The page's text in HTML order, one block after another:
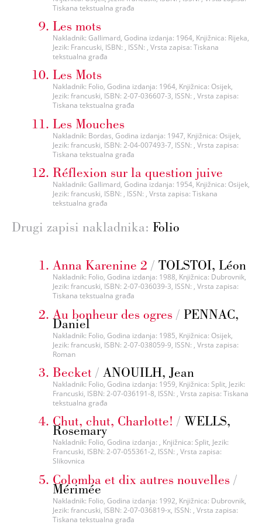
Tiskana tekstualna građa
Les mots
Nakladnik: Gallimard, Godina izdanja: 1964, Knjižnica: Rijeka,
Jezik: Francuski, ISBN: , ISSN: , Vrsta zapisa: Tiskana
tekstualna građa
Les Mots
Nakladnik: Folio, Godina izdanja: 1964, Knjižnica: Osijek,
Jezik: francuski, ISBN: 2-07-036607-3, ISSN: , Vrsta zapisa:
Tiskana tekstualna građa
Les Mouches
Nakladnik: Bordas, Godina izdanja: 1947, Knjižnica: Osijek,
Jezik: francuski, ISBN: 2-04-007493-7, ISSN: , Vrsta zapisa:
Tiskana tekstualna građa
Réflexion sur la question juive
Nakladnik: Gallimard, Godina izdanja: 1954, Knjižnica: Osijek,
Jezik: francuski, ISBN: , ISSN: , Vrsta zapisa: Tiskana
tekstualna građa
Drugi zapisi nakladnika: Folio
Anna Karenine 2 / TOLSTOI, Léon
Nakladnik: Folio, Godina izdanja: 1988, Knjižnica: Dubrovnik,
Jezik: francuski, ISBN: 2-07-036039-3, ISSN: , Vrsta zapisa:
Tiskana tekstualna građa
Au bonheur des ogres / PENNAC,
Daniel
Nakladnik: Folio, Godina izdanja: 1985, Knjižnica: Osijek,
Jezik: francuski, ISBN: 2-07-038059-9, ISSN: , Vrsta zapisa:
Roman
Becket / ANOUILH, Jean
Nakladnik: Folio, Godina izdanja: 1959, Knjižnica: Split, Jezik:
Francuski, ISBN: 2-07-036191-8, ISSN: , Vrsta zapisa: Tiskana
tekstualna građa
Chut, chut, Charlotte! / WELLS,
Rosemary
Nakladnik: Folio, Godina izdanja: , Knjižnica: Split, Jezik:
Francuski, ISBN: 2-07-055361-2, ISSN: , Vrsta zapisa:
Slikovnica
Colomba et dix autres nouvelles /
Mérimée
Nakladnik: Folio, Godina izdanja: 1992, Knjižnica: Dubrovnik,
Jezik: francuski, ISBN: 2-07-036819-x, ISSN: , Vrsta zapisa:
Tiskana tekstualna građa